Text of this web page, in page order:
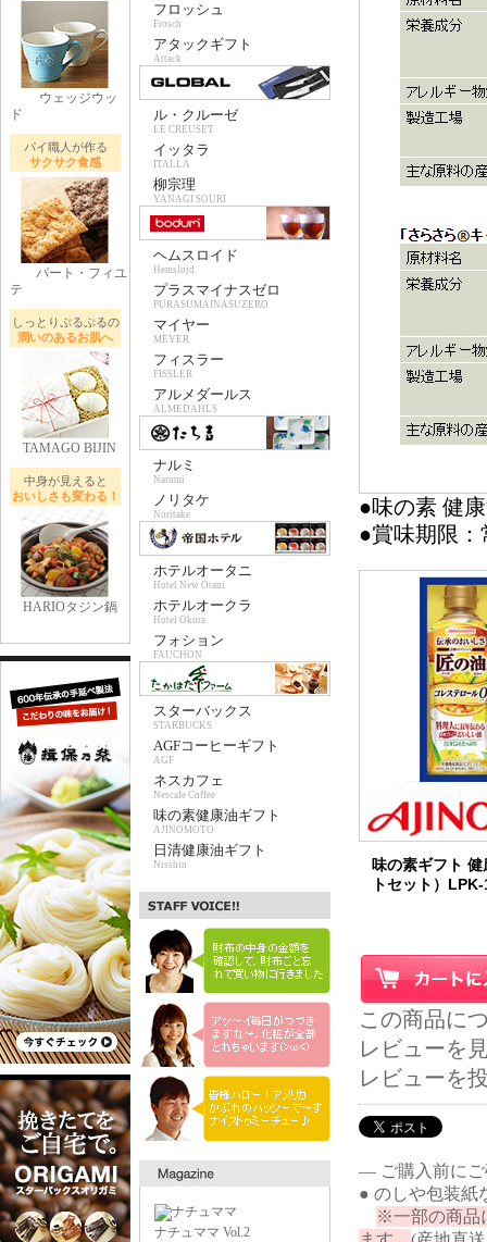
ウェッジウッ
ド
パイ職人が作る
サクサク食感
パート・フィユ
テ
しっとりぷるぷるの
潤いのあるお肌へ
TAMAGO BIJIN
中身が見えると
おいしさも変わる！
HARIOタジン鍋
フロッシュ
Frosch
アタックギフト
Attack
ル・クルーゼ
LE CREUSET
イッタラ
ITALLA
柳宗理
YANAGI SOURI
ヘムスロイド
Hemslojd
プラスマイナスゼロ
PURASUMAINASUZERO
マイヤー
MEYER
フィスラー
FISSLER
アルメダールス
ALMEDAHLS
ナルミ
Narumi
ノリタケ
Noritake
ホテルオータニ
Hotel New Otani
ホテルオークラ
Hotel Okura
フォション
FAUCHON
スターバックス
STARBUCKS
AGFコーヒーギフト
AGF
ネスカフェ
Nescafe Coffee
味の素健康油ギフト
AJINOMOTO
日清健康油ギフト
Nisshin
ナチュママ Vol.2
●味の素 健
●賞味期限：
味の素ギフト
トセット）
この商品に
レビューを
レビューを
― ご購入前に
● のしや包装紙
※一部の商品